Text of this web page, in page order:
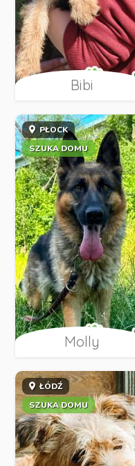
Bibi
PŁOCK
SZUKA DOMU
Molly
ŁÓDŹ
SZUKA DOMU